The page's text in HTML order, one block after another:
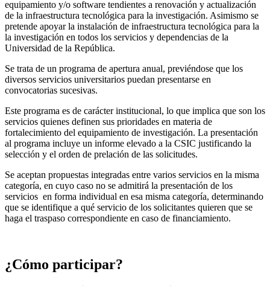
equipamiento y/o software tendientes a renovación y actualización
de la infraestructura tecnológica para la investigación. Asimismo se
pretende apoyar la instalación de infraestructura tecnológica para la
la investigación en todos los servicios y dependencias de la
Universidad de la República.
Se trata de un programa de apertura anual, previéndose que los
diversos servicios universitarios puedan presentarse en
convocatorias sucesivas.
Este programa es de carácter institucional, lo que implica que son los
servicios quienes definen sus prioridades en materia de
fortalecimiento del equipamiento de investigación. La presentación
al programa incluye un informe elevado a la CSIC justificando la
selección y el orden de prelación de las solicitudes.
Se aceptan propuestas integradas entre varios servicios en la misma
categoría, en cuyo caso no se admitirá la presentación de los
servicios en forma individual en esa misma categoría, determinando
que se identifique a qué servicio de los solicitantes quieren que se
haga el traspaso correspondiente en caso de financiamiento.
¿Cómo participar?